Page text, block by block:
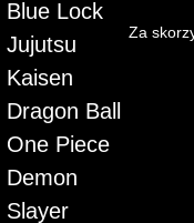
Blue Lock
Jujutsu
Kaisen
Dragon Ball
One Piece
Demon
Slayer
Za